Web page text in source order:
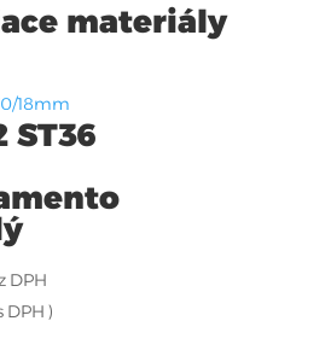
materiály
18mm
ST36
DPH
DPH )